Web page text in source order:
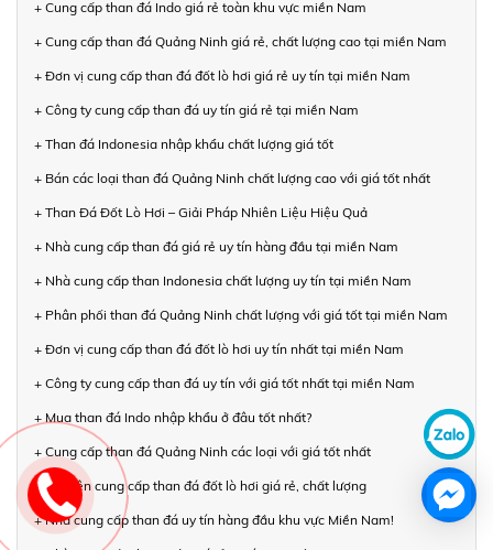
+ Cung cấp than đá Indo giá rẻ toàn khu vực miền Nam
+ Cung cấp than đá Quảng Ninh giá rẻ, chất lượng cao tại miền Nam
+ Đơn vị cung cấp than đá đốt lò hơi giá rẻ uy tín tại miền Nam
+ Công ty cung cấp than đá uy tín giá rẻ tại miền Nam
+ Than đá Indonesia nhập khẩu chất lượng giá tốt
+ Bán các loại than đá Quảng Ninh chất lượng cao với giá tốt nhất
+ Than Đá Đốt Lò Hơi – Giải Pháp Nhiên Liệu Hiệu Quả
+ Nhà cung cấp than đá giá rẻ uy tín hàng đầu tại miền Nam
+ Nhà cung cấp than Indonesia chất lượng uy tín tại miền Nam
+ Phân phối than đá Quảng Ninh chất lượng với giá tốt tại miền Nam
+ Đơn vị cung cấp than đá đốt lò hơi uy tín nhất tại miền Nam
+ Công ty cung cấp than đá uy tín với giá tốt nhất tại miền Nam
+ Mua than đá Indo nhập khẩu ở đâu tốt nhất?
+ Cung cấp than đá Quảng Ninh các loại với giá tốt nhất
+ Chuyên cung cấp than đá đốt lò hơi giá rẻ, chất lượng
+ Nhà cung cấp than đá uy tín hàng đầu khu vực Miền Nam!